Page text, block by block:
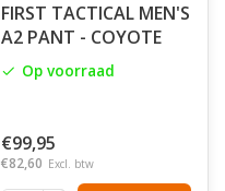
FIRST TACTICAL MEN'S
A2 PANT - COYOTE
Op voorraad
€99,95
€82,60 Excl. btw